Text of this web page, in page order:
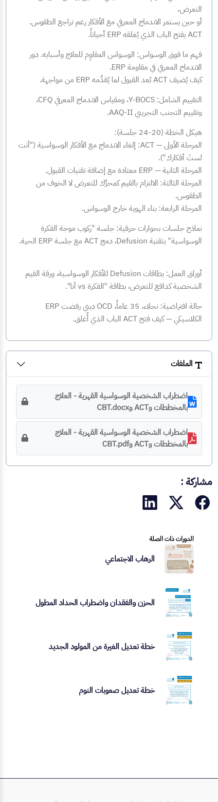
التعرض،
أو حين يستمر الاندماج المعرفي مع الأفكار رغم تراجع الطقوس.
ACT يفتح الباب الذي يُغلقه ERP أحياناً.
فهم ما فوق الوسواس: الوسواس المقاوِم للعلاج وأسبابه. دور
الاندماج المعرفي في مقاومة ERP.
كيف يُضيف ACT بُعد القبول لما يُقدِّمه ERP من مواجهة.
التقييم الشامل: Y-BOCS، ومقياس الاندماج المعرفي CFQ،
وتقييم التجنب التجريبي AAQ-II.
هيكل الخطة (20-24 جلسة):
المرحلة الأولى — ACT: إلغاء الاندماج مع الأفكار الوسواسية ("أنت
لستَ أفكارك").
المرحلة الثانية — ERP معتادة مع إضافة تقنيات القبول.
المرحلة الثالثة: الالتزام بالقيم كمحرِّك للتعرض لا الخوف من
الطقوس.
المرحلة الرابعة: بناء الهوية خارج الوسواس.
نماذج جلسات بحوارات حرفية: جلسة "ركوب موجة الفكرة
الوسواسية" بتقنية Defusion، دمج ACT مع جلسة ERP الحية.
أوراق العمل: بطاقات Defusion للأفكار الوسواسية، ورقة القيم
الشخصية كدافع للتعرض، بطاقة "الفكرة vs أنا".
حالة افتراضية: نجلاء، 35 عاماً، OCD ديني رفضت ERP
الكلاسيكي — كيف فتح ACT الباب الذي أُغلق.
الملفات
اضطراب الشخصية الوسواسية القهرية - العلاج
بالمخططات وACT وCBT.docx
اضطراب الشخصية الوسواسية القهرية - العلاج
بالمخططات وACT وCBT.pdf
مشاركة :
الدورات ذات الصلة
الرهاب الاجتماعي
الحزن والفقدان واضطراب الحداد المطول
خطة تعديل الغيرة من المولود الجديد
خطة تعديل صعوبات النوم